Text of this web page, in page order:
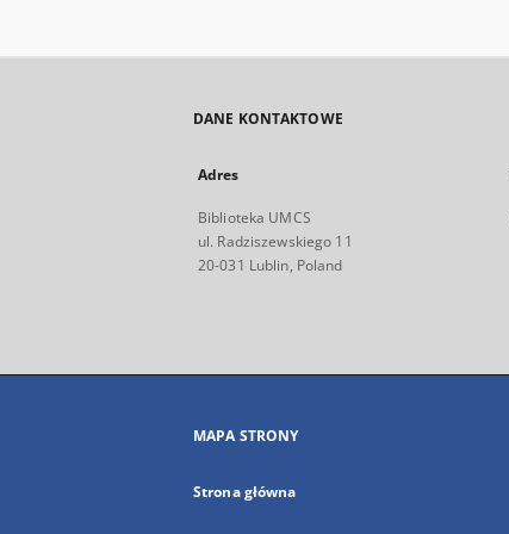
DANE KONTAKTOWE
Adres
Biblioteka UMCS
ul. Radziszewskiego 11
20-031 Lublin, Poland
MAPA STRONY
Strona główna